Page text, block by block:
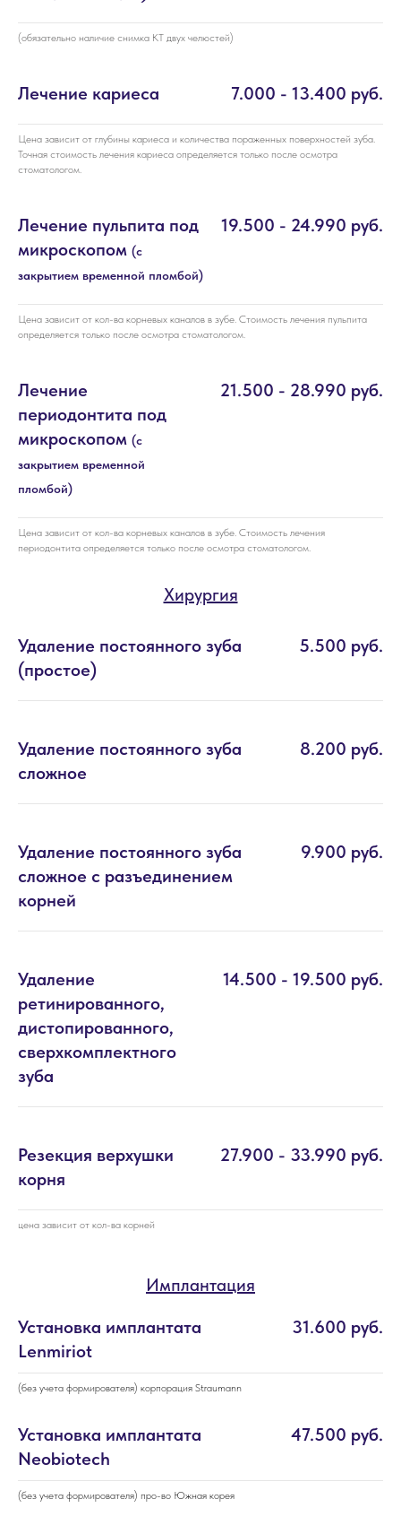
(обязательно наличие снимка КТ двух челюстей)
Лечение кариеса 7.000 - 13.400 руб.
Цена зависит от глубины кариеса и количества пораженных поверхностей зуба.
Точная стоимость лечения кариеса определяется только после осмотра
стоматологом.
Лечение пульпита под
микроскопом (с
закрытием временной пломбой)
19.500 - 24.990 руб.
Цена зависит от кол-ва корневых каналов в зубе. Стоимость лечения пульпита
определяется только после осмотра стоматологом.
Лечение
периодонтита под
микроскопом (с
закрытием временной
пломбой)
21.500 - 28.990 руб.
Цена зависит от кол-ва корневых каналов в зубе. Стоимость лечения
периодонтита определяется только после осмотра стоматологом.
Хирургия
Удаление постоянного зуба
(простое)
5.500 руб.
Удаление постоянного зуба
сложное
8.200 руб.
Удаление постоянного зуба
сложное с разъединением
корней
9.900 руб.
Удаление
ретинированного,
дистопированного,
сверхкомплектного
зуба
14.500 - 19.500 руб.
Резекция верхушки
корня
27.900 - 33.990 руб.
цена зависит от кол-ва корней
Имплантация
Установка имплантата
Lenmiriot
31.600 руб.
(без учета формирователя) корпорация Straumann
Установка имплантата
Neobiotech
47.500 руб.
(без учета формирователя) про-во Южная корея